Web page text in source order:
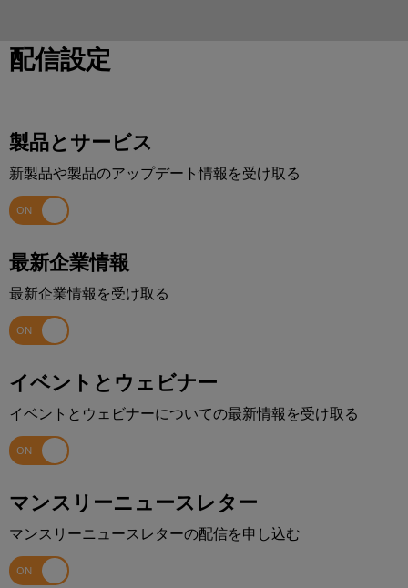
配信設定
製品とサービス
新製品や製品のアップデート情報を受け取る
最新企業情報
最新企業情報を受け取る
イベントとウェビナー
イベントとウェビナーについての最新情報を受け取る
マンスリーニュースレター
マンスリーニュースレターの配信を申し込む